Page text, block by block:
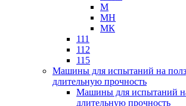
М
МН
МК
111
112
115
Машины для испытаний на
длительную прочность
Машины для испытаний
длительную прочность